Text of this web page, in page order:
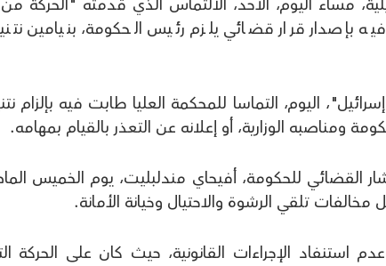
بإصدار قرار قضائي يلزم رئيس الحكومة، بنيامين
اليوم، التماسا للمحكمة العليا طابت فيه بإلزام
ومناصبه الوزارية، أو إعلانه عن التعذر بالقيام بمهامه.
القضائي للحكومة، أفيحاي مندلبليت، يوم الخميس
تلقي الرشوة والاحتيال وخيانة الأمانة.
الإجراءات القانونية، حيث كان على الحركة